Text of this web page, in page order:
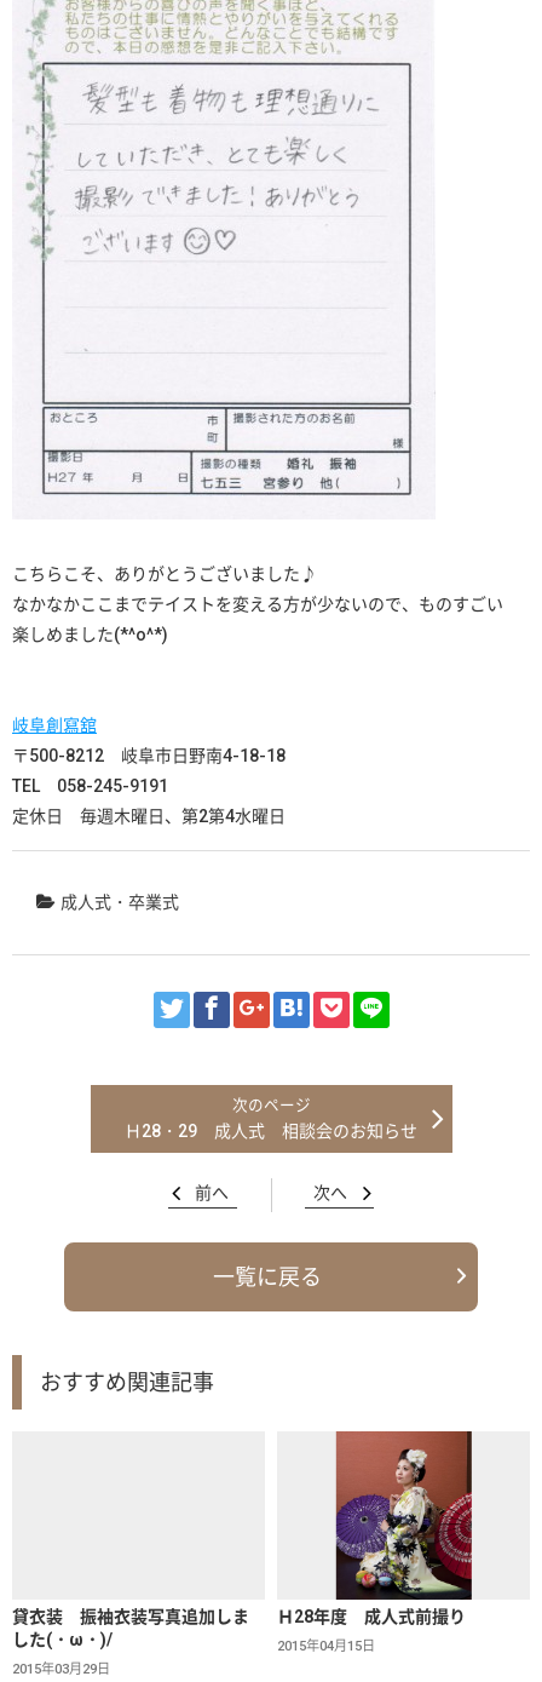
こちらこそ、ありがとうございました♪
なかなかここまでテイストを変える方が少ないので、ものすごい
楽しめました(*^o^*)
岐阜創寫舘
〒500-8212 岐阜市日野南4-18-18
TEL 058-245-9191
定休日 毎週木曜日、第2第4水曜日
成人式・卒業式
Ｈ28・29 成人式 相談会のお知らせ
前へ 次へ
一覧に戻る
おすすめ関連記事
貸衣装 振袖衣装写真追加しま
した(・ω・)/
2015年03月29日
Ｈ28年度 成人式前撮り
2015年04月15日